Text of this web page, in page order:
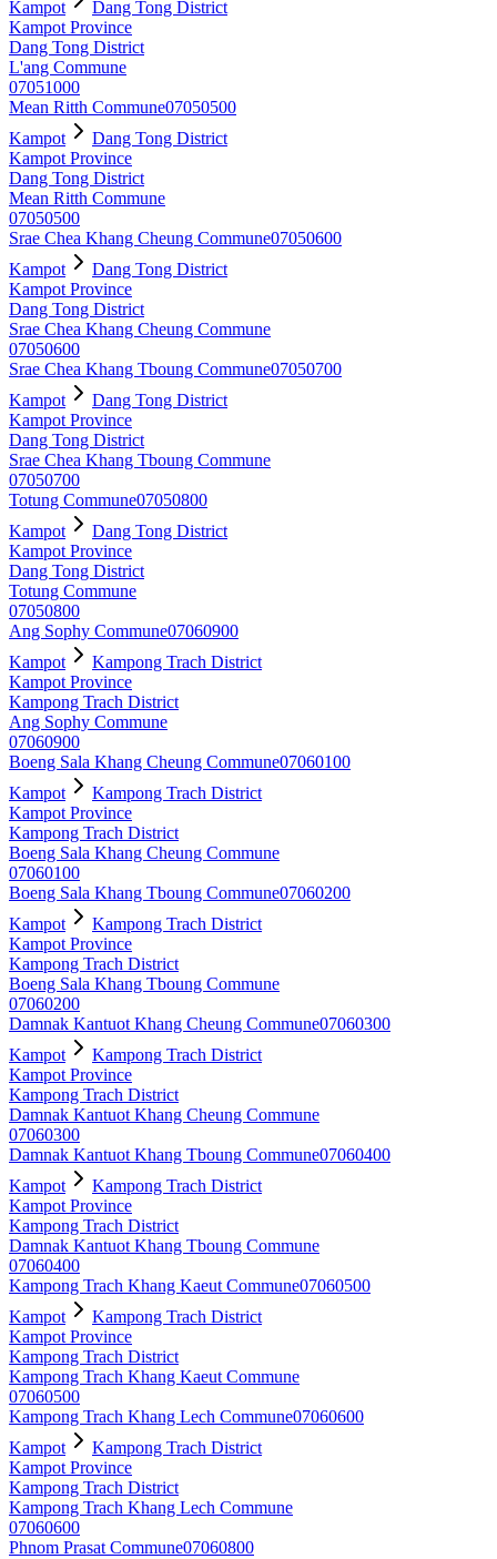
Kampot
Dang Tong District
Kampot Province
Dang Tong District
L'ang Commune
07051000
Mean Ritth Commune07050500
Kampot
Dang Tong District
Kampot Province
Dang Tong District
Mean Ritth Commune
07050500
Srae Chea Khang Cheung Commune07050600
Kampot
Dang Tong District
Kampot Province
Dang Tong District
Srae Chea Khang Cheung Commune
07050600
Srae Chea Khang Tboung Commune07050700
Kampot
Dang Tong District
Kampot Province
Dang Tong District
Srae Chea Khang Tboung Commune
07050700
Totung Commune07050800
Kampot
Dang Tong District
Kampot Province
Dang Tong District
Totung Commune
07050800
Ang Sophy Commune07060900
Kampot
Kampong Trach District
Kampot Province
Kampong Trach District
Ang Sophy Commune
07060900
Boeng Sala Khang Cheung Commune07060100
Kampot
Kampong Trach District
Kampot Province
Kampong Trach District
Boeng Sala Khang Cheung Commune
07060100
Boeng Sala Khang Tboung Commune07060200
Kampot
Kampong Trach District
Kampot Province
Kampong Trach District
Boeng Sala Khang Tboung Commune
07060200
Damnak Kantuot Khang Cheung Commune07060300
Kampot
Kampong Trach District
Kampot Province
Kampong Trach District
Damnak Kantuot Khang Cheung Commune
07060300
Damnak Kantuot Khang Tboung Commune07060400
Kampot
Kampong Trach District
Kampot Province
Kampong Trach District
Damnak Kantuot Khang Tboung Commune
07060400
Kampong Trach Khang Kaeut Commune07060500
Kampot
Kampong Trach District
Kampot Province
Kampong Trach District
Kampong Trach Khang Kaeut Commune
07060500
Kampong Trach Khang Lech Commune07060600
Kampot
Kampong Trach District
Kampot Province
Kampong Trach District
Kampong Trach Khang Lech Commune
07060600
Phnom Prasat Commune07060800